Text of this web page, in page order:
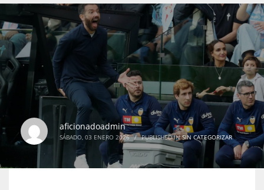
aficionadoadmin
SÁBADO, 03 ENERO 2026 / PUBLISHED INSIN CATEGORIZAR